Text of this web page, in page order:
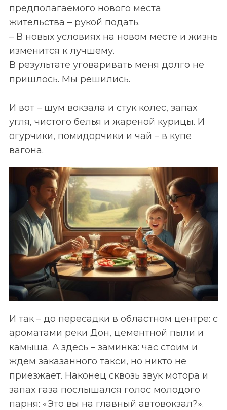
предполагаемого нового места
жительства – рукой подать.
– В новых условиях на новом месте и жизнь
изменится к лучшему.
В результате уговаривать меня долго не
пришлось. Мы решились.
И вот – шум вокзала и стук колес, запах
угля, чистого белья и жареной курицы. И
огурчики, помидорчики и чай – в купе
вагона.
И так – до пересадки в областном центре: с
ароматами реки Дон, цементной пыли и
камыша. А здесь – заминка: час стоим и
ждем заказанного такси, но никто не
приезжает. Наконец сквозь звук мотора и
запах газа послышался голос молодого
парня: «Это вы на главный автовокзал?».